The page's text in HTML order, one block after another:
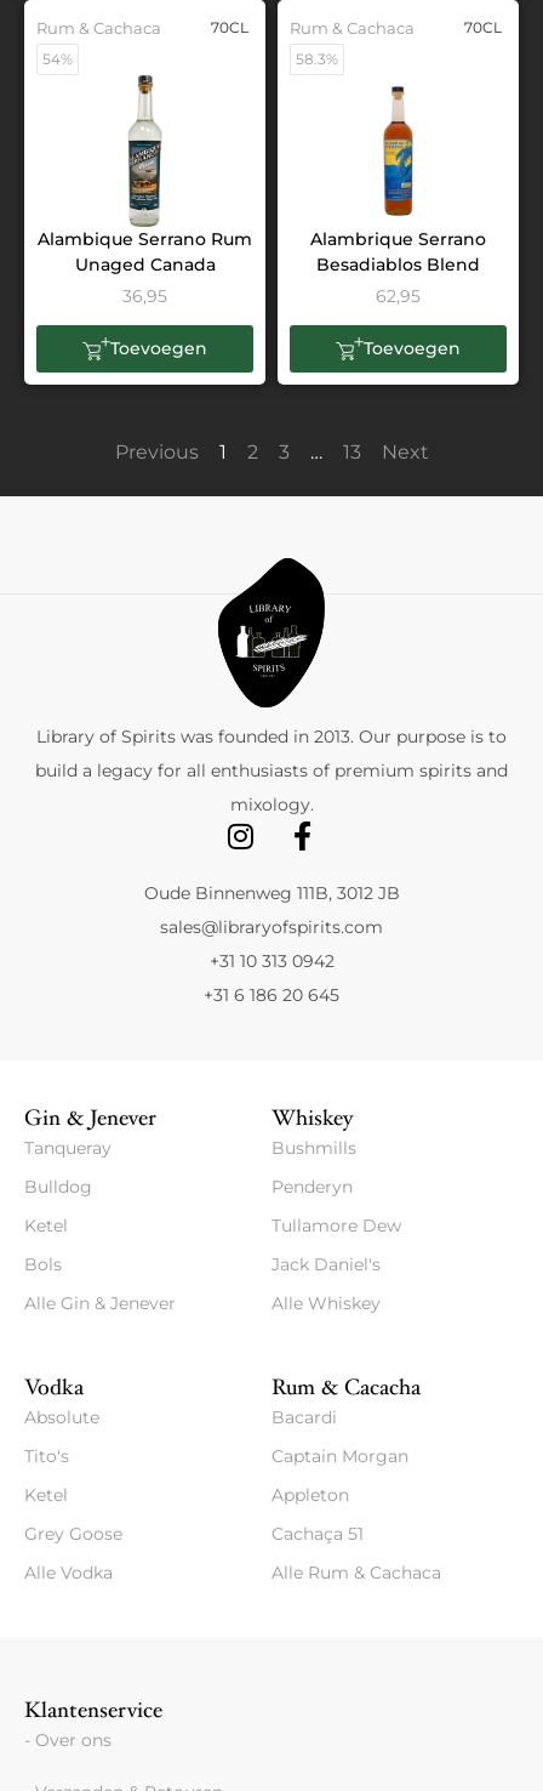
Rum & Cachaca
70CL
54%
Alambique Serrano Rum
Unaged Canada
36,95
Toevoegen
Rum & Cachaca
70CL
58.3%
Alambrique Serrano
Besadiablos Blend
62,95
Toevoegen
Previous 1 2 3 … 13 Next
Library of Spirits was founded in 2013. Our purpose is to
build a legacy for all enthusiasts of premium spirits and
mixology.
Oude Binnenweg 111B, 3012 JB
sales@libraryofspirits.com
+31 10 313 0942
+31 6 186 20 645
Gin & Jenever
Tanqueray
Bulldog
Ketel
Bols
Alle Gin & Jenever
Whiskey
Bushmills
Penderyn
Tullamore Dew
Jack Daniel's
Alle Whiskey
Vodka
Absolute
Tito's
Ketel
Grey Goose
Alle Vodka
Rum & Cacacha
Bacardi
Captain Morgan
Appleton
Cachaça 51
Alle Rum & Cachaca
Klantenservice
- Over ons